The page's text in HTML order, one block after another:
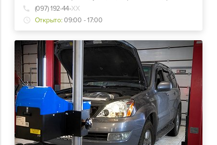
(097) 192-44-ХХ
Открыто: 09:00 - 17:00